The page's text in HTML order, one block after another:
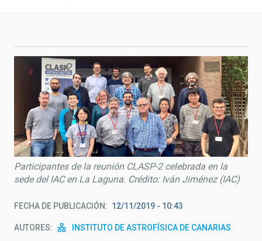
Participantes de la reunión CLASP-2 celebrada en la
sede del IAC en La Laguna. Crédito: Iván Jiménez (IAC)
FECHA DE PUBLICACIÓN 12/11/2019 - 10:43
AUTORES INSTITUTO DE ASTROFÍSICA DE CANARIAS